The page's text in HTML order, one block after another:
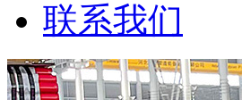
联系我们